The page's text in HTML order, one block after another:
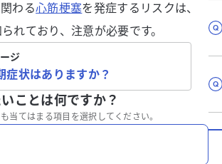
わる心筋梗塞を発症するリスクは、
れており、注意が必要です。
ジ
症状はありますか？
ことは何ですか？
当てはまる項目を選択してください。